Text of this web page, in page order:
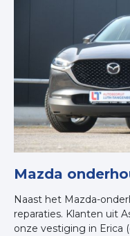
Mazda
Naast het Mazda-
reparaties. Klanten uit
onze vestiging in